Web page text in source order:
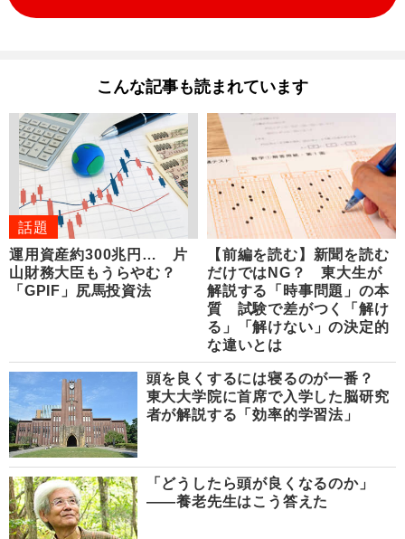
こんな記事も読まれています
話題
運用資産約300兆円… 片
山財務大臣もうらやむ？
「GPIF」尻馬投資法
【前編を読む】新聞を読む
だけではNG？ 東大生が
解説する「時事問題」の本
質 試験で差がつく「解け
る」「解けない」の決定的
な違いとは
頭を良くするには寝るのが一番？
東大大学院に首席で入学した脳研究
者が解説する「効率的学習法」
「どうしたら頭が良くなるのか」
――養老先生はこう答えた